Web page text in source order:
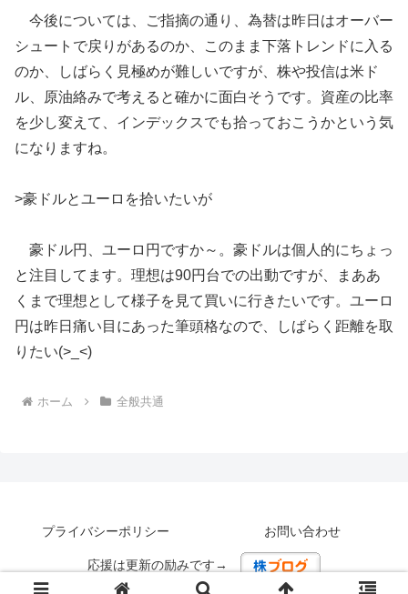
今後については、ご指摘の通り、為替は昨日はオーバー
シュートで戻りがあるのか、このまま下落トレンドに入る
のか、しばらく見極めが難しいですが、株や投信は米ド
ル、原油絡みで考えると確かに面白そうです。資産の比率
を少し変えて、インデックスでも拾っておこうかという気
になりますね。
>豪ドルとユーロを拾いたいが
豪ドル円、ユーロ円ですか～。豪ドルは個人的にちょっ
と注目してます。理想は90円台での出動ですが、まああ
くまで理想として様子を見て買いに行きたいです。ユーロ
円は昨日痛い目にあった筆頭格なので、しばらく距離を取
りたい(>_<)
ホーム 全般共通
プライバシーポリシー お問い合わせ
応援は更新の励みです→